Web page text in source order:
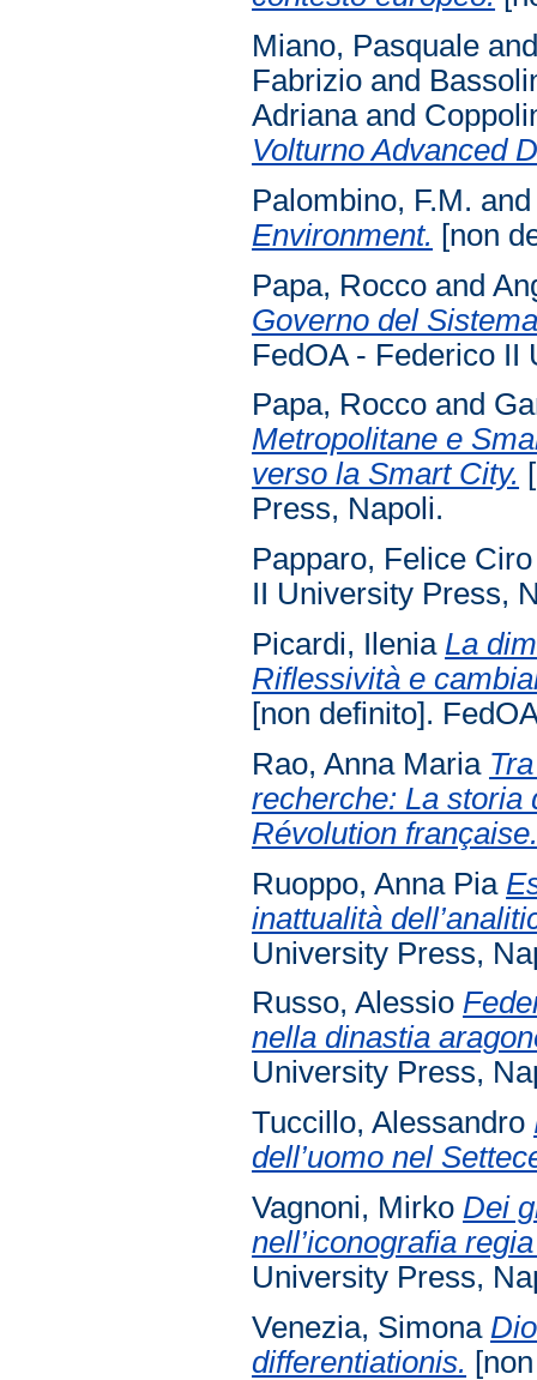
Miano, Pasquale
Fabrizio and
Adrianaand
Volturno Advanced
Palombino, F.M.
Environment. [non
Papa, Rocco and
Governo del
FedOA - Federico II
Papa, Rocco and
Metropolitane e
verso la Smart City.
Press, Napoli.
Papparo, Felice Ciro
II University Press,
Picardi, Ilenia La
Riflessività e
[non definito].
Rao, Anna Maria
recherche: La storia
Révolution
Ruoppo, Anna Pia
inattualità
University Press,
Russo, Alessio
nella dinastia
University Press,
Tuccillo, Alessandro
dell’uomo nel
Vagnoni, Mirko Dei
nell’iconografia
University Press,
Venezia, Simona
differentiationis.